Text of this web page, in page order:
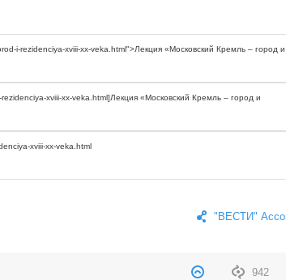
"ВЕСТИ"
942